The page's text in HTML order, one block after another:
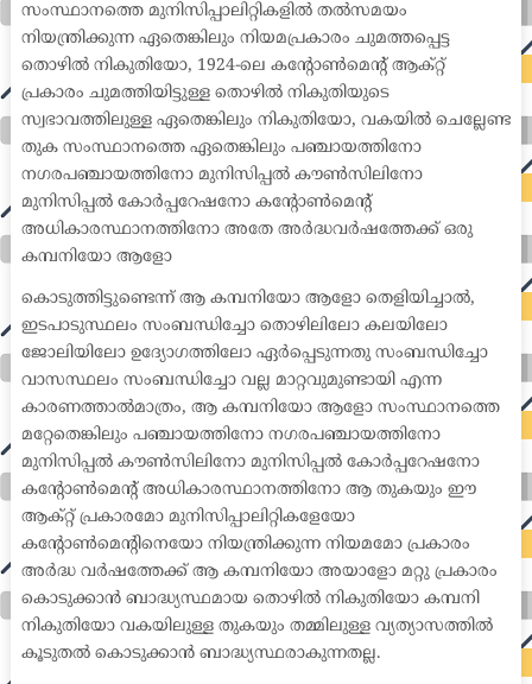
സംസ്ഥാനത്തെ മുനിസിപ്പാലിറ്റികളിൽ തൽസമയം
നിയന്ത്രിക്കുന്ന ഏതെങ്കിലും നിയമപ്രകാരം ചുമത്തപ്പെട്ട
തൊഴിൽ നികുതിയോ, 1924-ലെ കന്റോൺമെന്റ് ആക്റ്റ്
പ്രകാരം ചുമത്തിയിട്ടുള്ള തൊഴിൽ നികുതിയുടെ
സ്വഭാവത്തിലുള്ള ഏതെങ്കിലും നികുതിയോ, വകയിൽ ചെല്ലേണ്ട
തുക സംസ്ഥാനത്തെ ഏതെങ്കിലും പഞ്ചായത്തിനോ
നഗരപഞ്ചായത്തിനോ മുനിസിപ്പൽ കൗൺസിലിനോ
മുനിസിപ്പൽ കോർപ്പറേഷനോ കന്റോൺമെന്റ്
അധികാരസ്ഥാനത്തിനോ അതേ അർദ്ധവർഷത്തേക്ക് ഒരു
കമ്പനിയോ ആളോ
കൊടുത്തിട്ടുണ്ടെന്ന് ആ കമ്പനിയോ ആളോ തെളിയിച്ചാൽ,
ഇടപാടുസ്ഥലം സംബന്ധിച്ചോ തൊഴിലിലോ കലയിലോ
ജോലിയിലോ ഉദ്യോഗത്തിലോ ഏർപ്പെടുന്നതു സംബന്ധിച്ചോ
വാസസ്ഥലം സംബന്ധിച്ചോ വല്ല മാറ്റവുമുണ്ടായി എന്ന
കാരണത്താൽമാത്രം, ആ കമ്പനിയോ ആളോ സംസ്ഥാനത്തെ
മറ്റേതെങ്കിലും പഞ്ചായത്തിനോ നഗരപഞ്ചായത്തിനോ
മുനിസിപ്പൽ കൗൺസിലിനോ മുനിസിപ്പൽ കോർപ്പറേഷനോ
കന്റോൺമെന്റ് അധികാരസ്ഥാനത്തിനോ ആ തുകയും ഈ
ആക്റ്റ് പ്രകാരമോ മുനിസിപ്പാലിറ്റികളേയോ
കന്റോൺമെന്റിനെയോ നിയന്ത്രിക്കുന്ന നിയമമോ പ്രകാരം
അർദ്ധ വർഷത്തേക്ക് ആ കമ്പനിയോ അയാളോ മറ്റു പ്രകാരം
കൊടുക്കാൻ ബാദ്ധ്യസ്ഥമായ തൊഴിൽ നികുതിയോ കമ്പനി
നികുതിയോ വകയിലുള്ള തുകയും തമ്മിലുള്ള വ്യത്യാസത്തിൽ
കൂടുതൽ കൊടുക്കാൻ ബാദ്ധ്യസ്ഥരാകുന്നതല്ല.